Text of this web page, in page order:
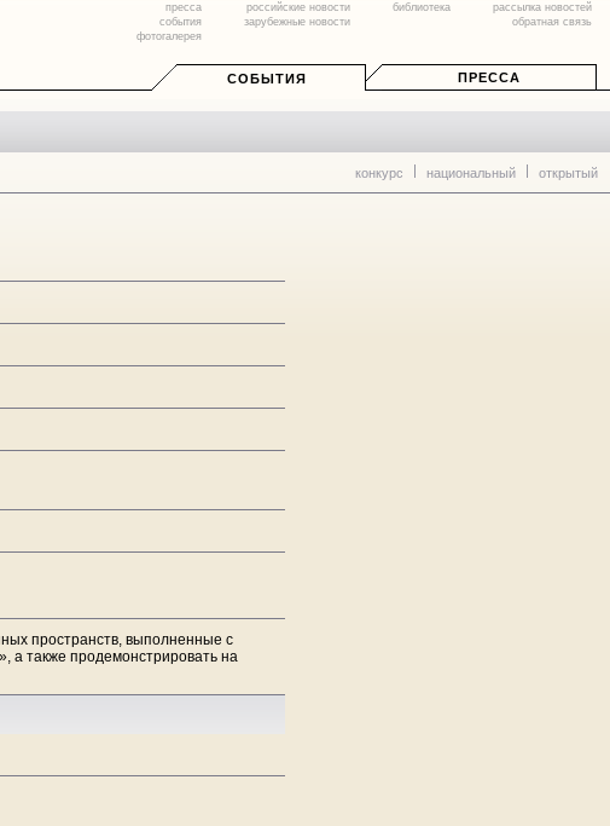
пресса
события
фотогалерея
российские новости
зарубежные новости
библиотека
рассылка новостей
обратная связь
СОБЫТИЯ ПРЕССА
конкурс национальный открытый
пространств, выполненные с
а также продемонстрировать на